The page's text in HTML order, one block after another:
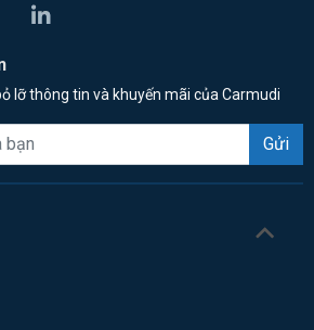
lỡ thông tin và khuyến mãi của Carmudi
Gửi